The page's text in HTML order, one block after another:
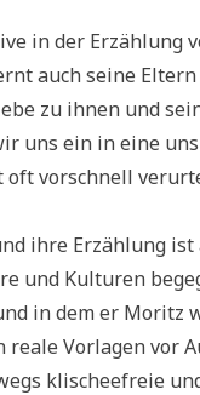
in der Erzählung
auch seine
zu ihnen und
uns ein in eine
vorschnell
ihre Erzählung
und Kulturen
in dem er
reale Vorlagen vor
klischeefreie